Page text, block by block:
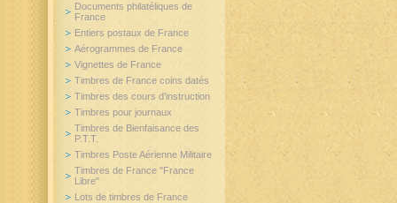
Documents philatéliques de
France
Entiers postaux de France
Aérogrammes de France
Vignettes de France
Timbres de France coins datés
Timbres des cours d'instruction
Timbres pour journaux
Timbres de Bienfaisance des
P.T.T.
Timbres Poste Aérienne Militaire
Timbres de France "France
Libre"
Lots de timbres de France